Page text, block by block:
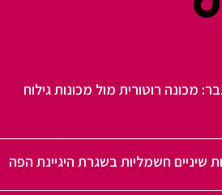
מכונה רוטורית מול מכונות גילוח
שיניים חשמליות בשגרת היגיינת הפה